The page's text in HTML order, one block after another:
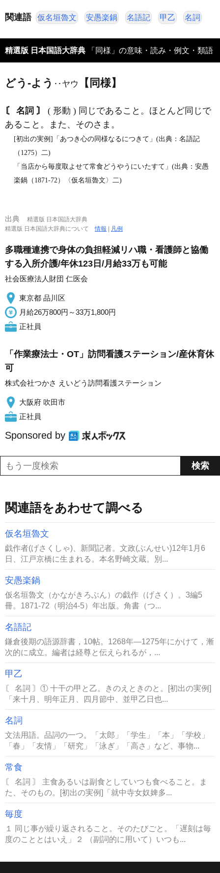
関連語 仮名垣魯文 安愚楽鍋 名語記 甲乙 名詞
精選版 日本国語大辞典 「同様」の意味・読み・例文・類語
どう‐よう ‥ヤウ 【同様】
〘 名詞 〙
( 形動 ) 同じであること。ほとんど同じで
あること。また、そのさま。
[初出の実例]「あつき心の同様なるにつきて」(出典：名語記
（1275）二)
「当店から毎度取よせて常食どうやうにいたすて」(出典：安愚
楽鍋（1871‐72）〈仮名垣魯文〉二)
出典
精選版 日本国語大辞典
精選版 日本国語大辞典について情報 凡例
多職種連携で身体の負担軽減リハ職・看護師と協働
する入所介護/年休123日/月給33万も可能
社会医療法人財団 仁医会
東京都 品川区
月給26万800円～33万1,800円
正社員
「作業療法士・OT」訪問看護ステーション/産休育休
可
株式会社つかさ えいどう訪問看護ステーション
大阪府 吹田市
正社員
Sponsored by
関連語をあわせて調べる
仮名垣魯文
戯作者(げさくしゃ)、新聞記者。文政(ぶんせい)12年1月6
日、江戸京橋に生まれる。本名野崎文蔵。別...
安愚楽鍋
仮名垣魯文（かながきろぶん）の戯作（げさく）。3編5
冊。1871-72（明治4-5）年出版。角書（つ...
名語記
鎌倉後期の語源辞書，10帖。1268年―1275年にかけて，漸
次的に成立。編者は経尊と伝えられるが，...
甲乙
〘 名詞 〙① 十干の甲と乙。きのえときのと。[初出の実例]
「来十月、明年正月、四月節中、並甲乙日也...
名詞
文法用語。品詞の一つ。「太郎」「学生」「本」「学校」
「春」「友情」「研究」「泳ぎ」「高さ」など、事物...
常食
〘 名詞 〙 主食あるいは副食としていつも食べること。ま
た、そのもの。[初出の実例]「就中寺女奴婢多...
毎度
１ 同じ事が繰り返されること。そのたびごと。「遅刻は毎
度のこととはいえ」２ （副詞的に用いて）いつも...